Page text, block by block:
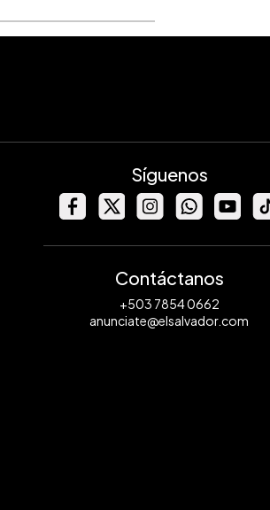
Síguenos
Contáctanos
+503 7854 0662
anunciate@elsalvador.com